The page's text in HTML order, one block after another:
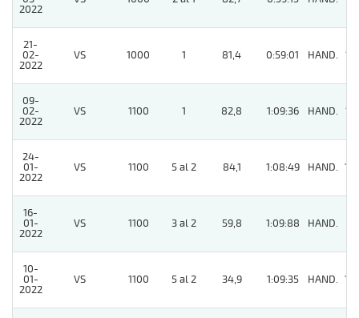
2022
21-
02-
2022
VS 1000 1 81,4 0:59:01 HAND. 13
09-
02-
2022
VS 1100 1 82,8 1:09:36 HAND. 13
24-
01-
2022
VS 1100 5 al 2 84,1 1:08:49 HAND. 14
16-
01-
2022
VS 1100 3 al 2 59,8 1:09:88 HAND.
10-
01-
2022
VS 1100 5 al 2 34,9 1:09:35 HAND. 10